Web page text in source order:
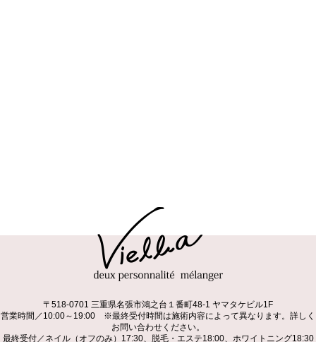
〒518-0701 三重県名張市鴻之台１番町48-1 ヤマタケビル1F
営業時間／10:00～19:00 ※最終受付時間は施術内容によって異なります。詳しく
お問い合わせください。
最終受付／ネイル（オフのみ）17:30、脱毛・エステ18:00、ホワイトニング18:30